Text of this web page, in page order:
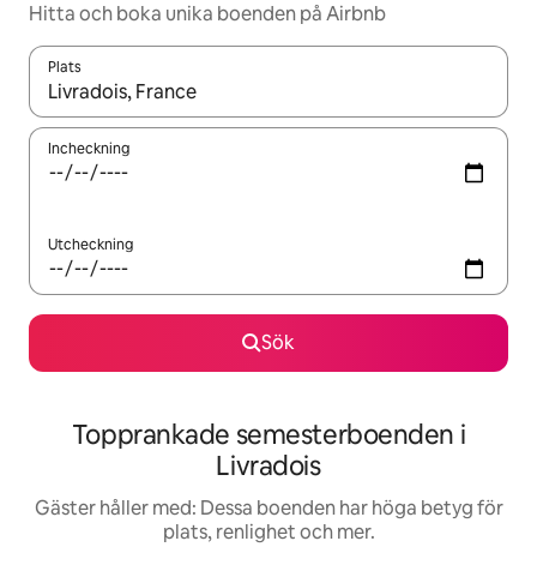
Hitta och boka unika boenden på Airbnb
Plats
När resultaten är tillgängliga kan du navigera med upp- och
Incheckning
Utcheckning
Sök
Topprankade semesterboenden i
Livradois
Gäster håller med: Dessa boenden har höga betyg för
plats, renlighet och mer.